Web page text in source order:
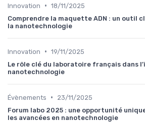
Innovation • 18/11/2025
Comprendre la maquette ADN : un outil
la nanotechnologie
Innovation • 19/11/2025
Le rôle clé du laboratoire français dans
nanotechnologie
Évènements •
23/11/2025
Forum labo 2025 : une opportunité
les avancées en nanotechnologie